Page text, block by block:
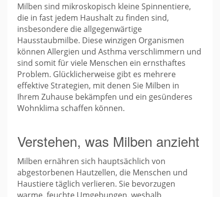
Milben sind mikroskopisch kleine Spinnentiere,
die in fast jedem Haushalt zu finden sind,
insbesondere die allgegenwärtige
Hausstaubmilbe. Diese winzigen Organismen
können Allergien und Asthma verschlimmern und
sind somit für viele Menschen ein ernsthaftes
Problem. Glücklicherweise gibt es mehrere
effektive Strategien, mit denen Sie Milben in
Ihrem Zuhause bekämpfen und ein gesünderes
Wohnklima schaffen können.
Verstehen, was Milben anzieht
Milben ernähren sich hauptsächlich von
abgestorbenen Hautzellen, die Menschen und
Haustiere täglich verlieren. Sie bevorzugen